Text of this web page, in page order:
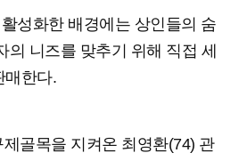
성화한 배경에는 상인들의 숨
의 니즈를 맞추기 위해 직접 세
매한다.
골목을 지켜온 최영환(74) 관